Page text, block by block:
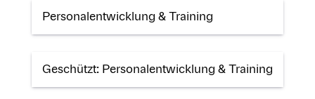
Personalentwicklung & Training
Geschützt: Personalentwicklung & Training